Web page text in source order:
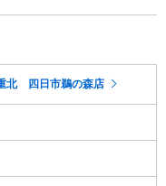
北 四日市鵜の森店